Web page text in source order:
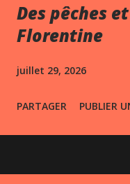
Des pêches
Florentine
juillet 29, 2026
PARTAGER PUBLIER